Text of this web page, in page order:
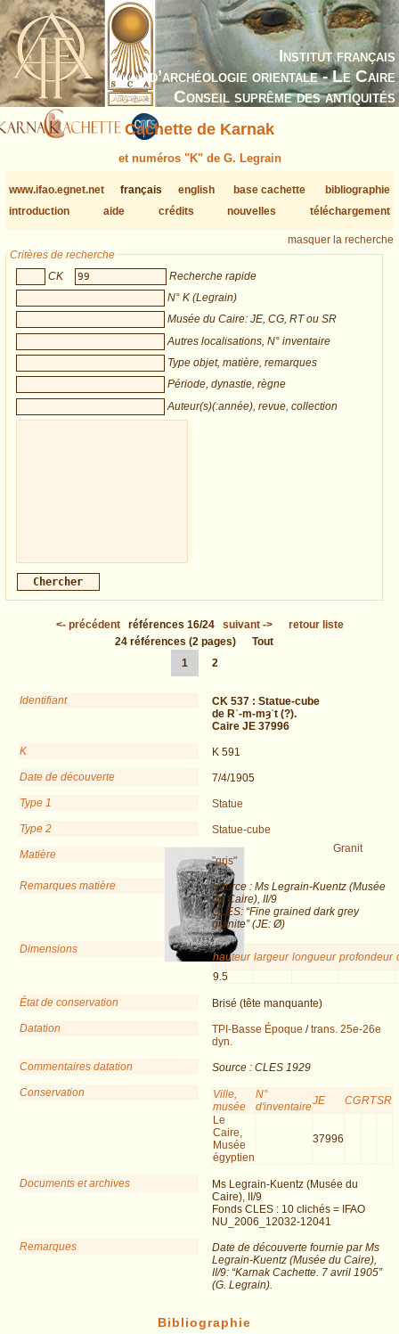
Institut français
d’archéologie orientale - Le Caire
Conseil suprême des antiquités
Cachette de Karnak
et numéros "K" de G. Legrain
www.ifao.egnet.net français english base cachette
bibliographie
introduction
aide crédits nouvelles téléchargement
masquer la recherche
Critères de recherche
CK
Recherche rapide
N° K (Legrain)
Musée du Caire: JE, CG, RT ou SR
Autres localisations, N° inventaire
Type objet, matière, remarques
Période, dynastie, règne
Auteur(s)(:année), revue, collection
<- précédent références 16/24 suivant->
retour liste
24 références (2 pages)
Tout
1
2
Identifiant CK 537 : Statue-cube
de Rʿ-m-mȝʿt (?).
Caire JE 37996
K
K 591
Date de découverte
7/4/1905
Type 1
Statue
Type 2
Statue-cube
Matière
Granit
"gris"
Remarques matière
Source : Ms Legrain-Kuentz (Musée
du Caire), II/9
CLES: “Fine grained dark grey
granite” (JE: Ø)
Dimensions
hauteur largeur longueur profondeur
9.5
État de conservation
Brisé (tête manquante)
Datation
TPI-Basse Époque /trans. 25e-26e
dyn.
Commentaires datation
Source : CLES 1929
Conservation
Ville,
musée
N°
d'inventaireJE CGRTSR
Le
Caire,
Musée
égyptien
37996
Documents et archives
Ms Legrain-Kuentz (Musée du
Caire), II/9
Fonds CLES : 10 clichés = IFAO
NU_2006_12032-12041
Remarques
Date de découverte fournie par Ms
Legrain-Kuentz (Musée du Caire),
II/9: “Karnak Cachette. 7 avril 1905”
(G. Legrain).
Bibliographie